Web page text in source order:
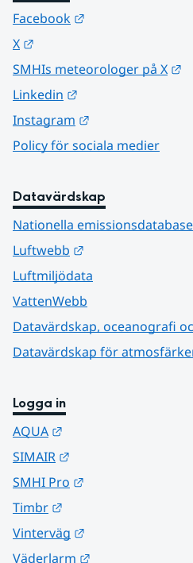
Facebook
X
SMHIs meteorologer på X
Linkedin
Instagram
Policy för sociala medier
Datavärdskap
Nationella
Luftwebb
Luftmiljödata
VattenWebb
Datavärdskap, oceanografi
Datavärdskap för
Logga in
AQUA
SIMAIR
SMHI Pro
Timbr
Vinterväg
Väderlarm